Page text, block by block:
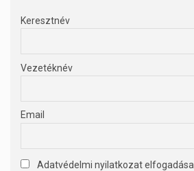
Keresztnév
Vezetéknév
Email
Adatvédelmi nyilatkozat elfogadása